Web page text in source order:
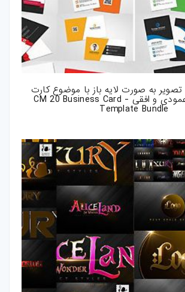
۲۰ عدد تصویر به صورت لایه باز با موضوع کارت
ویزیت های عمودی و افقی - CM 20 Business Card
Template Bundle